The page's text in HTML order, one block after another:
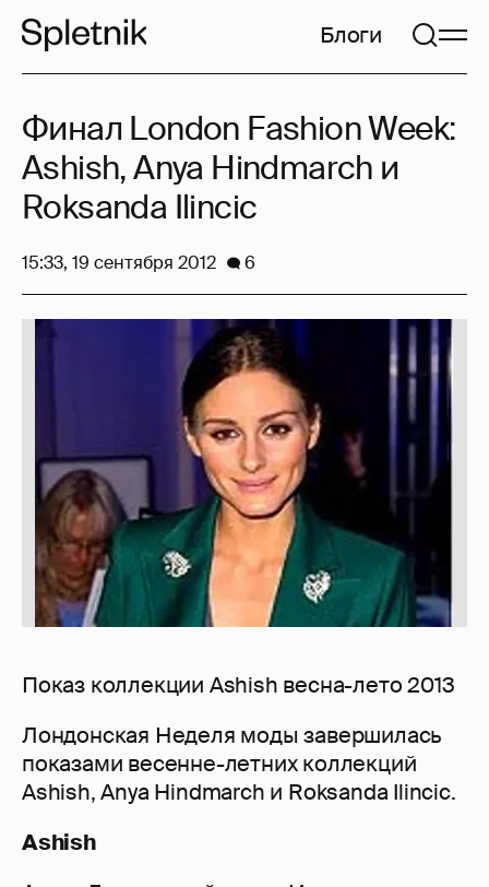
Блоги
Показ коллекции Ashish весна-лето 2013
Лондонская Неделя моды завершилась
показами весенне-летних коллекций
Ashish, Anya Hindmarch и Roksanda Ilincic.
Ashish
Финал London Fashion Week:
Ashish, Anya Hindmarch и
Roksanda Ilincic
15:33, 19 сентября 2012 6